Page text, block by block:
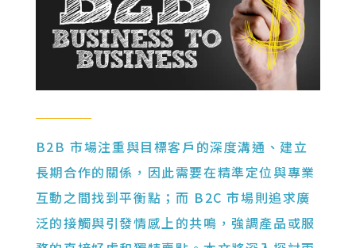
B2B 市場注重與目標客戶的深度溝通、建立
長期合作的關係，因此需要在精準定位與專業
互動之間找到平衡點；而 B2C 市場則追求廣
泛的接觸與引發情感上的共鳴，強調產品或服